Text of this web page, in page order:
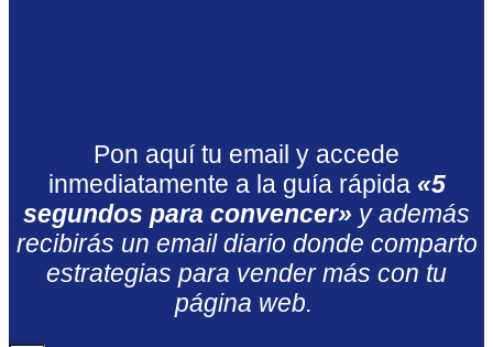
Pon aquí tu email y accede
inmediatamente a la guía rápida «5
segundos para convencer» y además
recibirás un email diario donde comparto
estrategias para vender más con tu
página web.